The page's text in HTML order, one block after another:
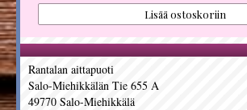
Rantalan aittapuoti
Salo-Miehikkälän Tie 655 A
49770 Salo-Miehikkälä